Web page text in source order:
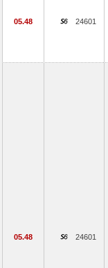
05.48 24601
05.48 24601